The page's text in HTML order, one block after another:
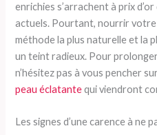
enrichies s’arrachent à prix
actuels. Pourtant, nourrir votre
méthode la plus naturelle et la
un teint radieux. Pour
n’hésitez pas à vous pencher
peau éclatantequi viendront
Les signes d’une carence à ne